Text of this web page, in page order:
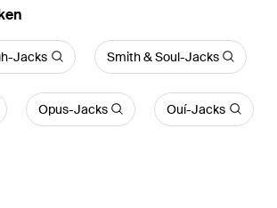
Jacks Smith & Soul-Jacks
Opus-Jacks Ouí-Jacks